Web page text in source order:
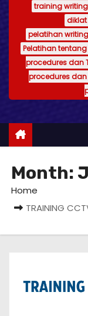
training
diklat
pelatihan
Pelatihan
procedures dan
procedures
Month:
Home
TRAINING